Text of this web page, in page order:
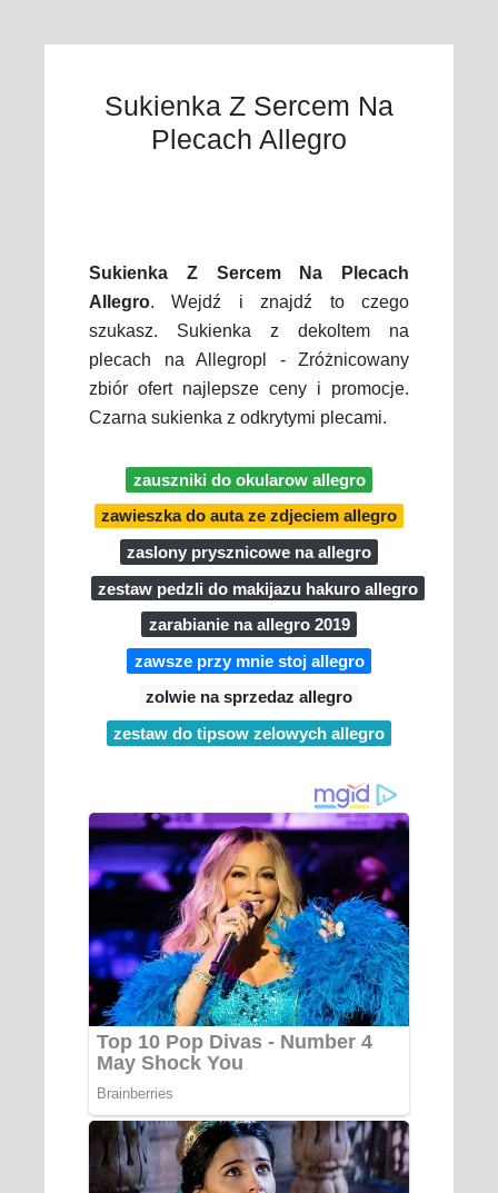
Sukienka Z Sercem Na
Plecach Allegro
Sukienka Z Sercem Na Plecach
Allegro. Wejdź i znajdź to czego
szukasz. Sukienka z dekoltem na
plecach na Allegropl - Zróżnicowany
zbiór ofert najlepsze ceny i promocje.
Czarna sukienka z odkrytymi plecami.
zauszniki do okularow allegro
zawieszka do auta ze zdjeciem allegro
zaslony prysznicowe na allegro
zestaw pedzli do makijazu hakuro allegro
zarabianie na allegro 2019
zawsze przy mnie stoj allegro
zolwie na sprzedaz allegro
zestaw do tipsow zelowych allegro